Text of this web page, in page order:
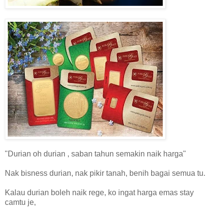
"Durian oh durian , saban tahun semakin naik harga"
Nak bisness durian, nak pikir tanah, benih bagai semua tu.
Kalau durian boleh naik rege, ko ingat harga emas stay
camtu je,